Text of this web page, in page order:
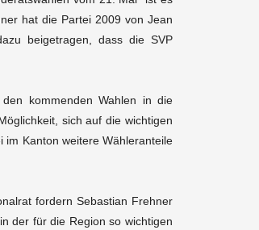
hat die Partei 2009 von Jean
beigetragen, dass die SVP
kommenden Wahlen in die
sich auf die wichtigen
Kanton weitere Wähleranteile
fordern Sebastian Frehner
der für die Region so wichtigen